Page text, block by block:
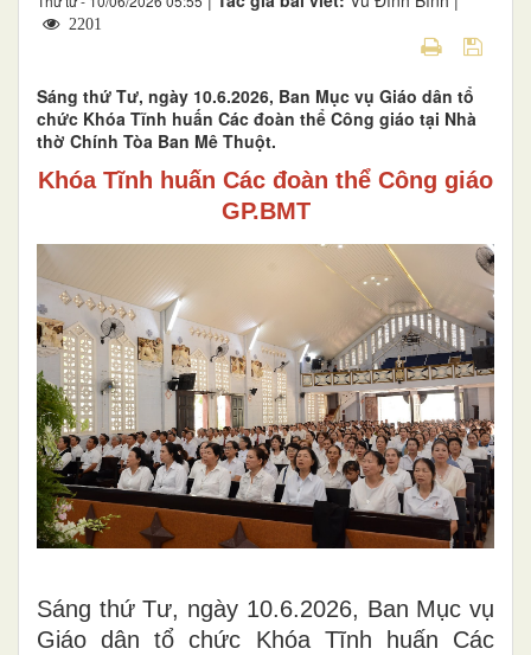
2201
Sáng thứ Tư, ngày 10.6.2026, Ban Mục vụ Giáo dân tổ
chức Khóa Tĩnh huấn Các đoàn thể Công giáo tại Nhà
thờ Chính Tòa Ban Mê Thuột.
Khóa Tĩnh huấn Các đoàn thể Công giáo
GP.BMT
Sáng thứ Tư, ngày 10.6.2026, Ban Mục vụ
Giáo dân tổ chức Khóa Tĩnh huấn Các